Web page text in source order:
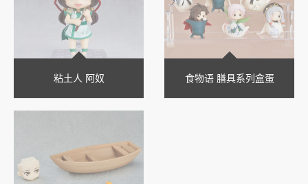
粘土人 阿奴 食物语 膳具系列盒蛋